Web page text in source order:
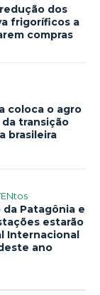
dos
frigoríficos a
compras
coloca o agro
transição
brasileira
da Patagônia e
estarão
Internacional
ano